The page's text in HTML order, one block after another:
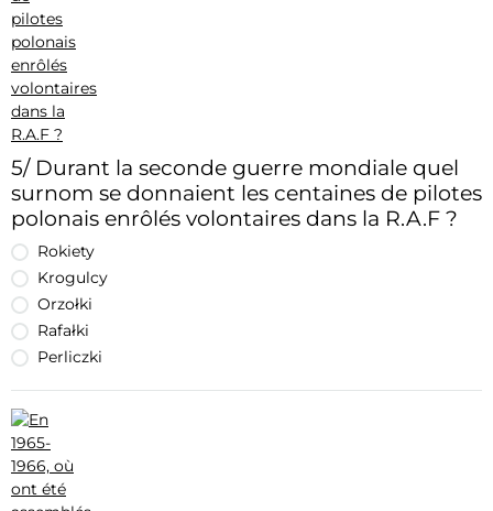
5/ Durant la seconde guerre mondiale quel
surnom se donnaient les centaines de pilotes
polonais enrôlés volontaires dans la R.A.F ?
Rokiety
Krogulcy
Orzołki
Rafałki
Perliczki